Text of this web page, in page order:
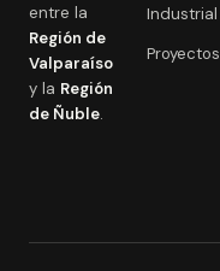
entre la
Región de
Valparaíso
y la Región
de Ñuble.
Industrial
Proyectos